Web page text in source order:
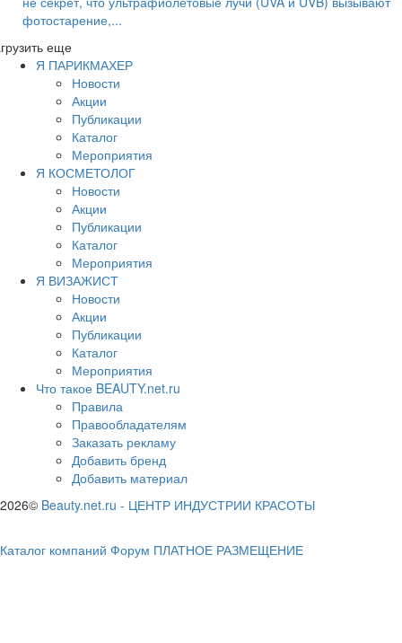
фотостарение,...
еще
Я ПАРИКМАХЕР
Новости
Акции
Публикации
Каталог
Мероприятия
Я КОСМЕТОЛОГ
Новости
Акции
Публикации
Каталог
Мероприятия
Я ВИЗАЖИСТ
Новости
Акции
Публикации
Каталог
Мероприятия
Что такое BEAUTY.net.ru
Правила
Правообладателям
Заказать рекламу
Добавить бренд
Добавить материал
2026© Beauty.net.ru - ЦЕНТР ИНДУСТРИИ КРАСОТЫ
Каталог компаний Форум ПЛАТНОЕ РАЗМЕЩЕНИЕ